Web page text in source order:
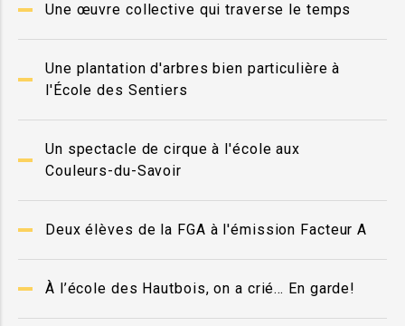
Une œuvre collective qui traverse le temps
Une plantation d'arbres bien particulière à
l'École des Sentiers
Un spectacle de cirque à l'école aux
Couleurs-du-Savoir
Deux élèves de la FGA à l'émission Facteur A
À l’école des Hautbois, on a crié… En garde!